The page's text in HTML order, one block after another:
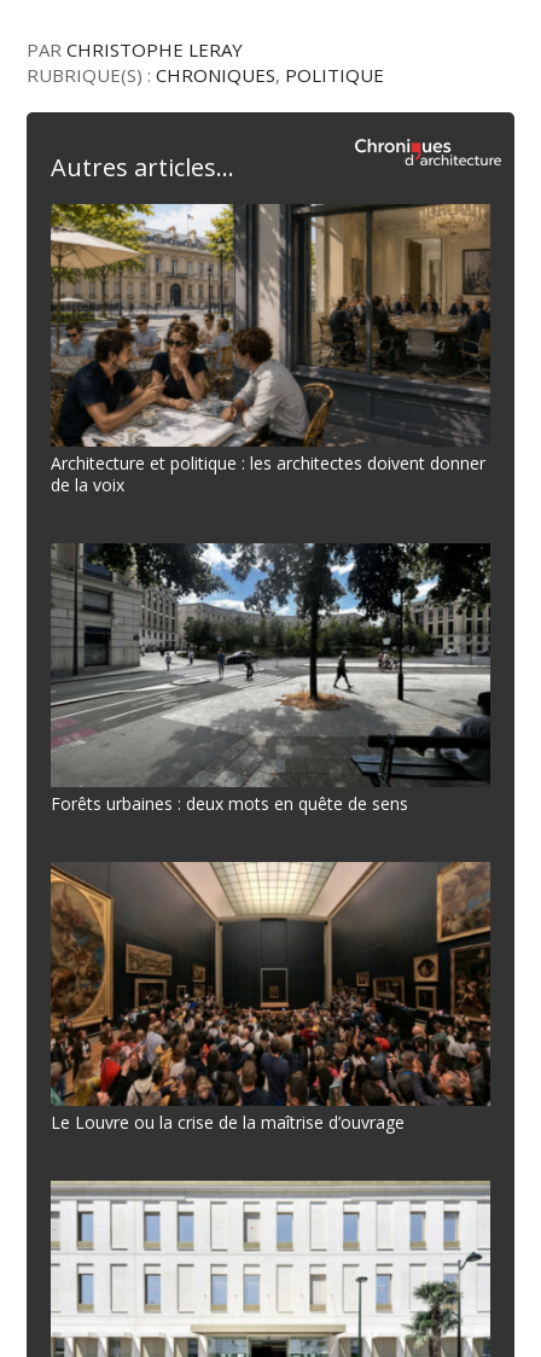
PARCHRISTOPHE LERAY
RUBRIQUE(S) :CHRONIQUES, POLITIQUE
Autres articles...
Architecture et politique : les architectes doivent donner
de la voix
Forêts urbaines : deux mots en quête de sens
Le Louvre ou la crise de la maîtrise d’ouvrage